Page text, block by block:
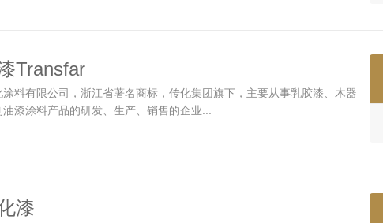
Transfar
涂料有限公司，浙江省著名商标，传化集团旗下，主要从事乳胶漆、木器
油漆涂料产品的研发、生产、销售的企业...
漆